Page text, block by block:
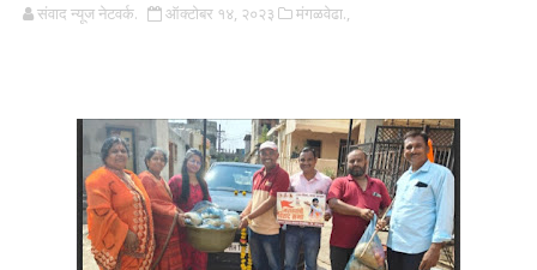
संवाद न्यूज नेटवर्क. ऑक्टोबर १४, २०२३ मंगळवेढा.,